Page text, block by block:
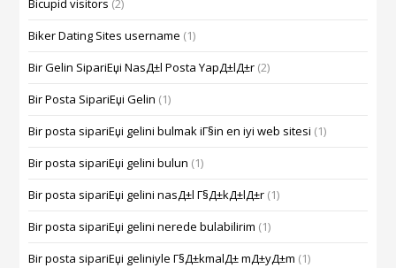
Bicupid visitors (2)
Biker Dating Sites username (1)
Bir Gelin SipariЕџi NasД±l Posta YapД±lД±r (2)
Bir Posta SipariЕџi Gelin (1)
Bir posta sipariЕџi gelini bulmak iГ§in en iyi web sitesi (1)
Bir posta sipariЕџi gelini bulun (1)
Bir posta sipariЕџi gelini nasД±l Г§Д±kД±lД±r (1)
Bir posta sipariЕџi gelini nerede bulabilirim (1)
Bir posta sipariЕџi geliniyle Г§Д±kmalД± mД±yД±m (1)